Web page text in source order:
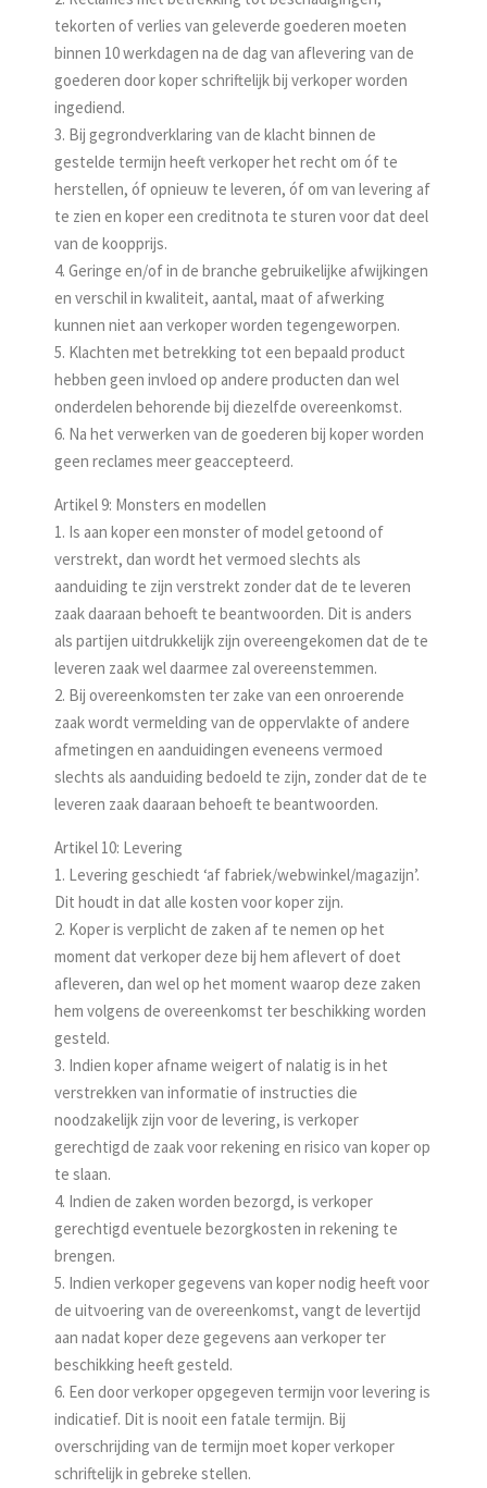
tekorten of verlies van geleverde goederen moeten
binnen 10 werkdagen na de dag van aflevering van de
goederen door koper schriftelijk bij verkoper worden
ingediend.
3. Bij gegrondverklaring van de klacht binnen de
gestelde termijn heeft verkoper het recht om óf te
herstellen, óf opnieuw te leveren, óf om van levering af
te zien en koper een creditnota te sturen voor dat deel
van de koopprijs.
4. Geringe en/of in de branche gebruikelijke afwijkingen
en verschil in kwaliteit, aantal, maat of afwerking
kunnen niet aan verkoper worden tegengeworpen.
5. Klachten met betrekking tot een bepaald product
hebben geen invloed op andere producten dan wel
onderdelen behorende bij diezelfde overeenkomst.
6. Na het verwerken van de goederen bij koper worden
geen reclames meer geaccepteerd.
Artikel 9: Monsters en modellen
1. Is aan koper een monster of model getoond of
verstrekt, dan wordt het vermoed slechts als
aanduiding te zijn verstrekt zonder dat de te leveren
zaak daaraan behoeft te beantwoorden. Dit is anders
als partijen uitdrukkelijk zijn overeengekomen dat de te
leveren zaak wel daarmee zal overeenstemmen.
2. Bij overeenkomsten ter zake van een onroerende
zaak wordt vermelding van de oppervlakte of andere
afmetingen en aanduidingen eveneens vermoed
slechts als aanduiding bedoeld te zijn, zonder dat de te
leveren zaak daaraan behoeft te beantwoorden.
Artikel 10: Levering
1. Levering geschiedt ‘af fabriek/webwinkel/magazijn’.
Dit houdt in dat alle kosten voor koper zijn.
2. Koper is verplicht de zaken af te nemen op het
moment dat verkoper deze bij hem aflevert of doet
afleveren, dan wel op het moment waarop deze zaken
hem volgens de overeenkomst ter beschikking worden
gesteld.
3. Indien koper afname weigert of nalatig is in het
verstrekken van informatie of instructies die
noodzakelijk zijn voor de levering, is verkoper
gerechtigd de zaak voor rekening en risico van koper op
te slaan.
4. Indien de zaken worden bezorgd, is verkoper
gerechtigd eventuele bezorg­kosten in rekening te
brengen.
5. Indien verkoper gegevens van koper nodig heeft voor
de uitvoering van de overeenkomst, vangt de levertijd
aan nadat koper deze gegevens aan verkoper ter
beschikking heeft gesteld.
6. Een door verkoper opgegeven termijn voor levering is
indicatief. Dit is nooit een fatale termijn. Bij
overschrijding van de termijn moet koper verkoper
schriftelijk in gebreke stellen.